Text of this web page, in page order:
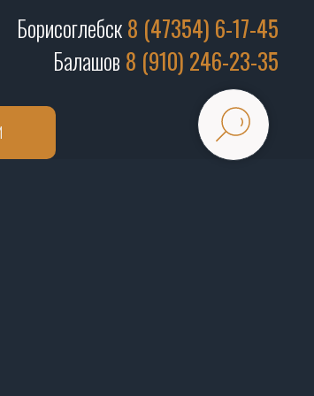
Борисоглебск8 (47354) 6-17-45
Балашов 8 (910) 246-23-35